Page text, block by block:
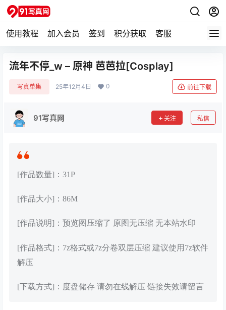
使用教程 加入会员 签到 积分获取 客服
流年不停_w – 原神 芭芭拉[Cosplay]
写真单集 25年12月4日 0 前往下载
91写真网 关注 私信
[作品数量]：31P
[作品大小]：86M
[作品说明]：预览图压缩了 原图无压缩 无本站水印
[作品格式]：7z格式或7z分卷双层压缩 建议使用7z软件
解压
[下载方式]：度盘储存 请勿在线解压 链接失效请留言